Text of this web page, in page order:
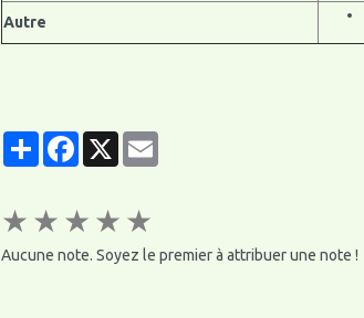
Autre
PartagerFacebook
X Email
★ ★ ★ ★ ★
Aucune note. Soyez le premier à attribuer une note !